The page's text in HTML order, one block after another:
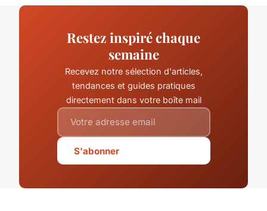
Restez inspiré chaque
semaine
Recevez notre sélection d'articles,
tendances et guides pratiques
directement dans votre boîte mail
S'abonner